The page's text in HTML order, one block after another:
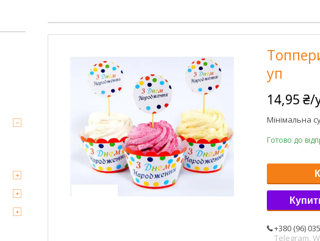
уп
14,95 ₴/
Мінімальна
Готово до
+380 (96)
Telegram,